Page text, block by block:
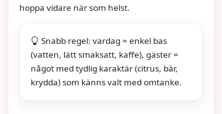
hoppa vidare när som helst.
Snabb regel: vardag = enkel bas
(vatten, lätt smaksatt, kaffe), gäster =
något med tydlig karaktär (citrus, bär,
krydda) som känns valt med omtanke.